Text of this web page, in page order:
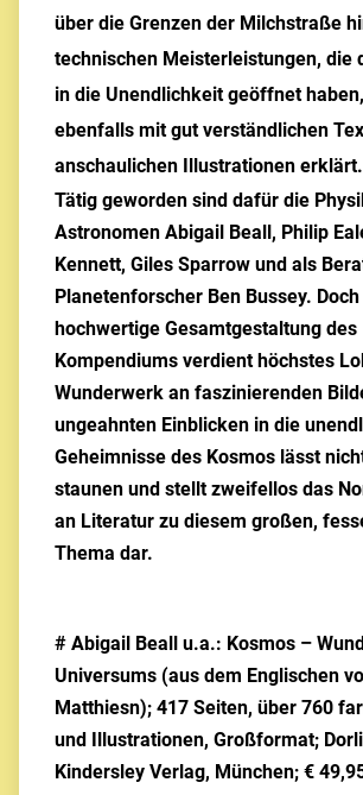
über die Grenzen der Milchstraße
technischen Meisterleistungen, die
in die Unendlichkeit geöffnet
ebenfalls mit gut verständlichen
anschaulichen Illustrationen erklärt.
Tätig geworden sind dafür die
Astronomen Abigail Beall, Philip
Kennett, Giles Sparrow und als
Planetenforscher Ben Bussey.
hochwertige Gesamtgestaltung des
Kompendiums verdient höchstes
Wunderwerk an faszinierenden
ungeahnten Einblicken in die
Geheimnisse des Kosmos lässt
staunen und stellt zweifellos das
an Literatur zu diesem großen,
Thema dar.
# Abigail Beall u.a.: Kosmos –
Universums (aus dem Englischen
Matthiesn); 417 Seiten, über 760
und Illustrationen, Großformat;
Kindersley Verlag, München; €